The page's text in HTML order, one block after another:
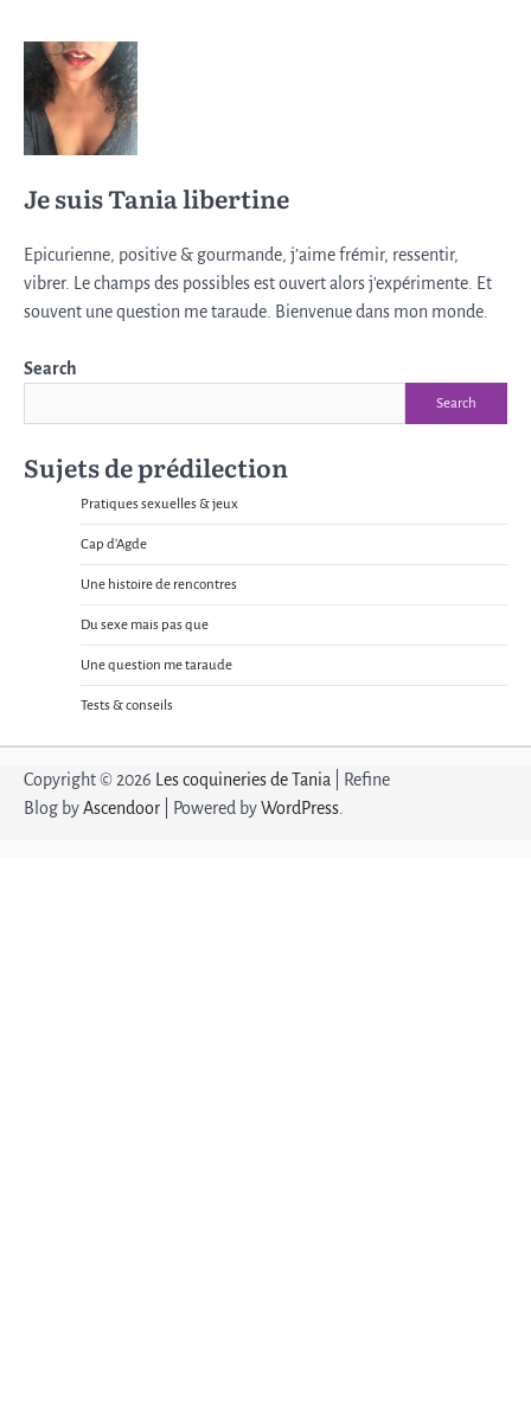
Je suis Tania libertine
Epicurienne, positive & gourmande, j’aime frémir, ressentir,
vibrer. Le champs des possibles est ouvert alors j'expérimente. Et
souvent une question me taraude. Bienvenue dans mon monde.
Search
Search
Sujets de prédilection
Pratiques sexuelles & jeux
Cap d'Agde
Une histoire de rencontres
Du sexe mais pas que
Une question me taraude
Tests & conseils
Copyright © 2026 Les coquineries de Tania | Refine
Blog byAscendoor | Powered byWordPress.